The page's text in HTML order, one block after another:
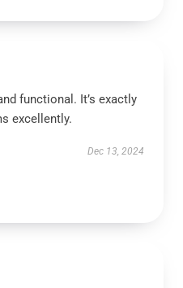
functional. It’s exactly
excellently.
Dec 13, 2024